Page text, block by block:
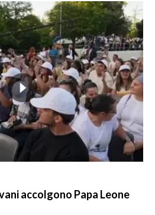
accolgono Papa Leone